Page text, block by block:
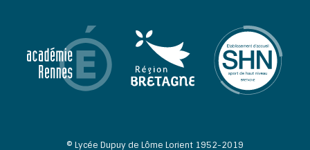
© Lycée Dupuy de Lôme Lorient 1952-2019